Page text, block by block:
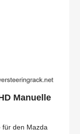
Manuelle
für den Mazda